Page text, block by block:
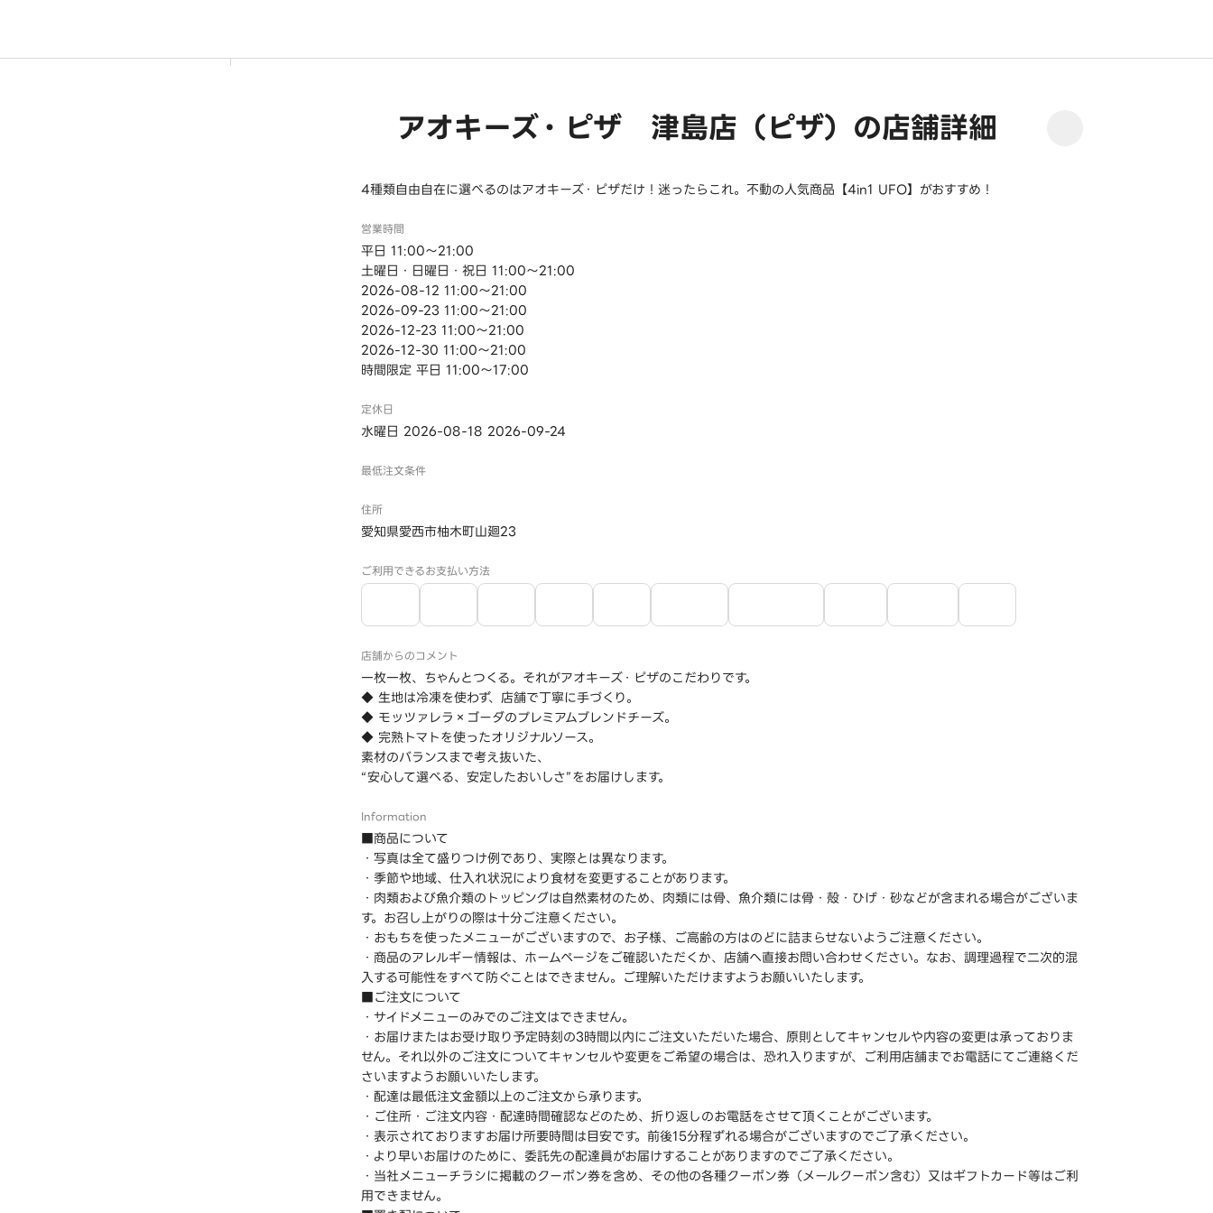
アオキーズ・ピザ 津島店（ピザ）の店舗詳細
4種類自由自在に選べるのはアオキーズ・ピザだけ！迷ったらこれ。不動の人気商品【4in1 UFO】がおすすめ！
営業時間
平日 11:00～21:00
土曜日・日曜日・祝日 11:00～21:00
2026-08-12 11:00～21:00
2026-09-23 11:00～21:00
2026-12-23 11:00～21:00
2026-12-30 11:00～21:00
時間限定 平日 11:00～17:00
定休日
水曜日 2026-08-18 2026-09-24
最低注文条件
住所
愛知県愛西市柚木町山廻23
ご利用できるお支払い方法
店舗からのコメント
一枚一枚、ちゃんとつくる。それがアオキーズ・ピザのこだわりです。
◆ 生地は冷凍を使わず、店舗で丁寧に手づくり。
◆ モッツァレラ×ゴーダのプレミアムブレンドチーズ。
◆ 完熟トマトを使ったオリジナルソース。
素材のバランスまで考え抜いた、
“安心して選べる、安定したおいしさ”をお届けします。
Information
■商品について
・写真は全て盛りつけ例であり、実際とは異なります。
・季節や地域、仕入れ状況により食材を変更することがあります。
・肉類および魚介類のトッピングは自然素材のため、肉類には骨、魚介類には骨・殻・ひげ・砂などが含まれる場合がございま
す。お召し上がりの際は十分ご注意ください。
・おもちを使ったメニューがございますので、お子様、ご高齢の方はのどに詰まらせないようご注意ください。
・商品のアレルギー情報は、ホームページをご確認いただくか、店舗へ直接お問い合わせください。なお、調理過程で二次的混
入する可能性をすべて防ぐことはできません。ご理解いただけますようお願いいたします。
■ご注文について
・サイドメニューのみでのご注文はできません。
・お届けまたはお受け取り予定時刻の3時間以内にご注文いただいた場合、原則としてキャンセルや内容の変更は承っておりま
せん。それ以外のご注文についてキャンセルや変更をご希望の場合は、恐れ入りますが、ご利用店舗までお電話にてご連絡くだ
さいますようお願いいたします。
・配達は最低注文金額以上のご注文から承ります。
・ご住所・ご注文内容・配達時間確認などのため、折り返しのお電話をさせて頂くことがございます。
・表示されておりますお届け所要時間は目安です。前後15分程ずれる場合がございますのでご了承ください。
・より早いお届けのために、委託先の配達員がお届けすることがありますのでご了承ください。
・当社メニューチラシに掲載のクーポン券を含め、その他の各種クーポン券（メールクーポン含む）又はギフトカード等はご利
用できません。